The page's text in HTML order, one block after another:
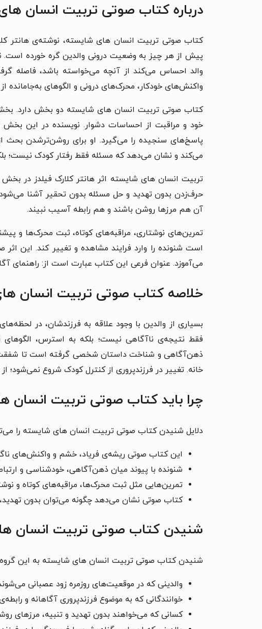
درباره کتاب صوتی تربیت انسان‌
کتاب صوتی تربیت انسان های شایسته، نوشته‌ی هانتر
پیش از هر چیز به وضعیت درونی والدین گره خورده است.
والد احساس می‌کند از آنچه می‌خواسته باشد، فاصله
واکنش‌های خودکار، محرک‌های درونی و الگوهای به‌جامانده
کتاب صوتی تربیت انسان‌ های شایسته دو بخش دارد.
خود و مراقبت از احساسات دشوار. نویسنده در این
پاسخ‌های سنجیده را می‌گیرد. او برای روشن‌ترشدن بحث
می‌کند و نشان می‌دهد که مسئله فقط رفتار کودک نیست؛
تربیت انسان‌ های شایسته اثر هانتر کلارک فیلدز در
حرف‌زدن بدون تهدید و حل مسئله بدون تحقیر آشنا
آن هم مرزها روشن باشند و هم رابطه آسیب نبیند.
تمرین‌های نوشتاری، مراقبه‌های کوتاه، ثبت محرک‌ها و
است شنونده را وارد فرایند مشاهده و تغییر کند. این
می‌آموزد. عنوان فرعی این کتاب عبارت است از: راهنمای
خلاصه کتاب صوتی تربیت انسان‌
بسیاری از والدین با وجود علاقه به فرزندشان، در
فقط نتیجه‌ی ناآگاهی نیست؛ بلکه به استرس،
ذهن‌آگاهی و شناخت داستان شخصی گرفته است تا شفقت
خانه. تغییر در فرزندپروری از کنترل کودک شروع
چرا باید کتاب صوتی تربیت انسان‌
دلایل شنیدن کتاب صوتی تربیت انسان‌ های شایسته را
این کتاب صوتی ریشه‌ی فریاد، خشم و واکنش‌های
شنونده با پیوند میان ذهن‌آگاهی، خودشناسی و
تمرین‌هایی مثل ثبت محرک‌ها، مراقبه‌های کوتاه و
کتاب صوتی نشان می‌دهد چگونه می‌توان بدون
شنیدن کتاب صوتی تربیت انسان‌
شنیدن کتاب صوتی تربیت انسان‌ های شایسته به این
والدینی که در موقعیت‌های روزمره زود عصبانی
خوانندگانی که به موضوع فرزندپروری آگاهانه و
کسانی که می‌خواهند بدون تهدید و تنبیه، مرزهای